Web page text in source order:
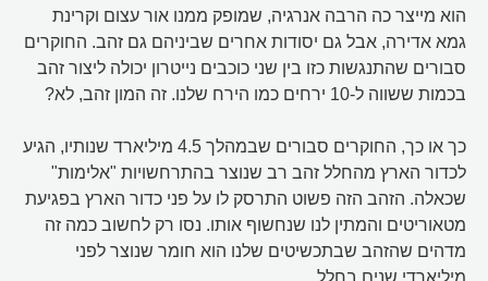
הוא מייצר כה הרבה אנרגיה, שמופק ממנו אור עצום וקרינת
גמא אדירה, אבל גם יסודות אחרים שביניהם גם זהב. החוקרים
סבורים שהתנגשות כזו בין שני כוכבים נייטרון יכולה ליצור זהב
בכמות ששווה ל-10 ירחים כמו הירח שלנו. זה המון זהב, לא?
כך או כך, החוקרים סבורים שבמהלך 4.5 מיליארד שנותיו, הגיע
לכדור הארץ מהחלל זהב רב שנוצר בהתרחשויות "אלימות"
שכאלה. הזהב הזה פשוט התרסק לו על פני כדור הארץ בפגיעת
מטאוריטים והמתין לנו שנחשוף אותו. נסו רק לחשוב כמה זה
מדהים שהזהב שבתכשיטים שלנו הוא חומר שנוצר לפני
מיליארדי שנים בחלל.